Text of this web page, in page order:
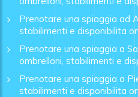
Prenotare una spiaggia ad
stabilimenti e disponibilita
Prenotare una spiaggia a
ombrelloni, stabilimenti e
Prenotare una spiaggia a
stabilimenti e disponibilita